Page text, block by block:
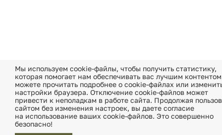
Мы используем cookie-файлы, чтобы получить статистику,
которая помогает нам обеспечивать вас лучшим
можете прочитать подробнее о cookie-файлах или
настройки браузера. Отключение cookie-файлов может
привести к неполадкам в работе сайта. Продолжая
сайтом без изменения настроек, вы даете согласие
на использование ваших cookie-файлов. Это совершенно
безопасно!